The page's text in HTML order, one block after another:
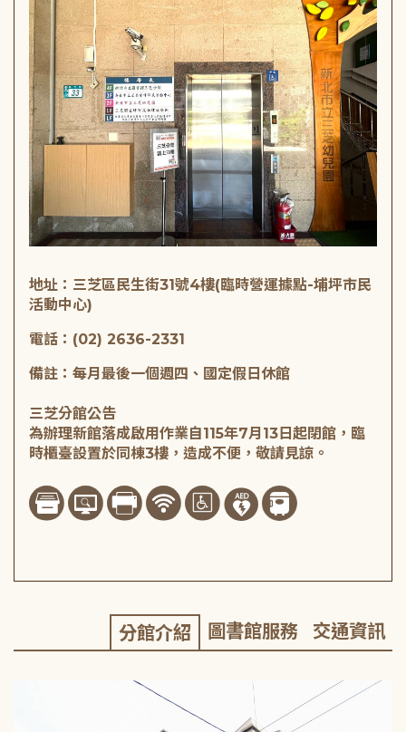
地址：三芝區民生街31號4樓(臨時營運據點-埔坪市民
活動中心)
電話：(02) 2636-2331
備註：每月最後一個週四、國定假日休館
三芝分館公告
為辦理新館落成啟用作業自115年7月13日起閉館，臨
時櫃臺設置於同棟3樓，造成不便，敬請見諒。
分館介紹 圖書館服務 交通資訊